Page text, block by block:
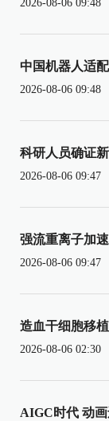
2026-08-06 09:48
中国机器人适
2026-08-06 09:48
科研人员确证
2026-08-06 09:47
强流重离子加
2026-08-06 09:47
造血干细胞移
2026-08-06 02:30
AIGC时代 动